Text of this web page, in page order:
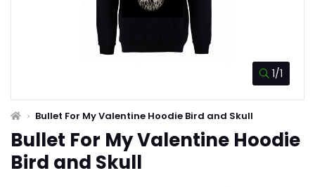
1/1
Bullet For My Valentine Hoodie Bird and Skull
Bullet For My Valentine Hoodie
Bird and Skull